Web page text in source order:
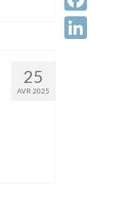
25
AVR 2025
Facebook